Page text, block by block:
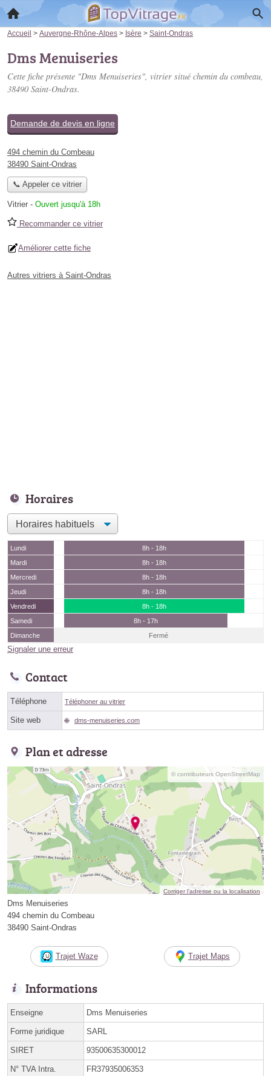
Accueil > Auvergne-Rhône-Alpes > Isère > Saint-Ondras
Dms Menuiseries
Cette fiche présente "Dms Menuiseries", vitrier situé chemin du combeau,
38490 Saint-Ondras.
Demande de devis en ligne
494 chemin du Combeau
38490 Saint-Ondras
📞 Appeler ce vitrier
Vitrier - Ouvert jusqu'à 18h
Recommander ce vitrier
Améliorer cette fiche
Autres vitriers à Saint-Ondras
Horaires
Lundi
8h - 18h
Mardi
8h - 18h
Mercredi
8h - 18h
Jeudi
8h - 18h
Vendredi
8h - 18h
Samedi
8h - 17h
Dimanche
Fermé
Signaler une erreur
Contact
Téléphone Téléphoner au vitrier
Site web dms-menuiseries.com
Plan et adresse
© contributeurs OpenStreetMap
Corriger l’adresse ou la localisation
Dms Menuiseries
494 chemin du Combeau
38490 Saint-Ondras
Trajet Waze Trajet Maps
Informations
Enseigne Dms Menuiseries
Forme juridique SARL
SIRET 93500635300012
N° TVA Intra. FR37935006353